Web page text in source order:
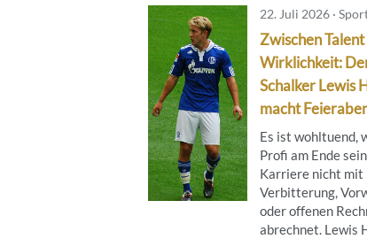
22. Juli 2026 ·
Zwischen Talent
Wirklichkeit:
Schalker Lewis
macht
Es ist wohltuend,
Profi am Ende
Karriere nicht mit
Verbitterung,
oder offenen
abrechnet. Lewis